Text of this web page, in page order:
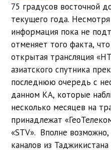
75 градусов восточной
текущего года.
информация пока не
отменяет того факта,
открытая трансляция
азиатского спутника
последнюю очередь с
данном КА, которые
несколько месяцев на
принадлежат
«STV». Вполне
каналов из